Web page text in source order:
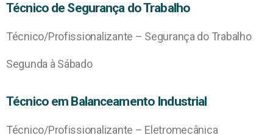
Técnico de Segurança do Trabalho
Técnico/Profissionalizante – Segurança do Trabalho
Segunda à Sábado
Técnico em Balanceamento Industrial
Técnico/Profissionalizante – Eletromecânica